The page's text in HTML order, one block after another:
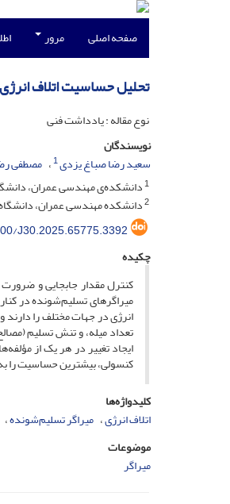
صفحه اصلی مرور
تحلیل حساسیت اتلاف
نوع مقاله : یادداشت فنی
نویسندگان
سعید رضا صباغ یزدی1 مصطفی
1دانشکده‌ی مهندسی عمران،
2دانشکده مهندسی عمران،
J30.2025.65775.3392
چکیده
کنترل مقدار جابجایی و ضرورت
میراگرهای تسلیم‌شونده در
انرژی در جهات مختلف را دارند
تعداد میله، و تنش تسلیم
ایجاد تغییر در هر یک از
کنسولی، بیشترین حساسیت را
کلیدواژه‌ها
اتلاف انرژی میراگر تسلیم‌شونده
موضوعات
میراگر